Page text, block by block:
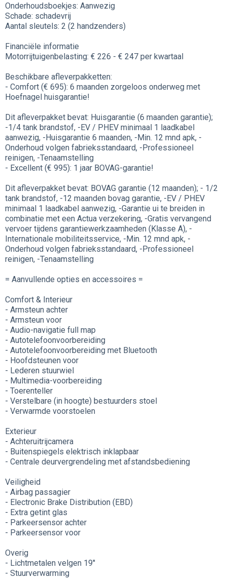
Onderhoudsboekjes: Aanwezig
Schade: schadevrij
Aantal sleutels: 2 (2 handzenders)
Financiële informatie
Motorrijtuigenbelasting: € 226 - € 247 per kwartaal
Beschikbare afleverpakketten:
- Comfort (€ 695): 6 maanden zorgeloos onderweg met
Hoefnagel huisgarantie!
Dit afleverpakket bevat: Huisgarantie (6 maanden garantie);
-1/4 tank brandstof, -EV / PHEV minimaal 1 laadkabel
aanwezig, -Huisgarantie 6 maanden, -Min. 12 mnd apk, -
Onderhoud volgen fabrieksstandaard, -Professioneel
reinigen, -Tenaamstelling
- Excellent (€ 995): 1 jaar BOVAG-garantie!
Dit afleverpakket bevat: BOVAG garantie (12 maanden); - 1/2
tank brandstof, -12 maanden bovag garantie, -EV / PHEV
minimaal 1 laadkabel aanwezig, -Garantie ui te breiden in
combinatie met een Actua verzekering, -Gratis vervangend
vervoer tijdens garantiewerkzaamheden (Klasse A), -
Internationale mobiliteitsservice, -Min. 12 mnd apk, -
Onderhoud volgen fabrieksstandaard, -Professioneel
reinigen, -Tenaamstelling
= Aanvullende opties en accessoires =
Comfort & Interieur
- Armsteun achter
- Armsteun voor
- Audio-navigatie full map
- Autotelefoonvoorbereiding
- Autotelefoonvoorbereiding met Bluetooth
- Hoofdsteunen voor
- Lederen stuurwiel
- Multimedia-voorbereiding
- Toerenteller
- Verstelbare (in hoogte) bestuurders stoel
- Verwarmde voorstoelen
Exterieur
- Achteruitrijcamera
- Buitenspiegels elektrisch inklapbaar
- Centrale deurvergrendeling met afstandsbediening
Veiligheid
- Airbag passagier
- Electronic Brake Distribution (EBD)
- Extra getint glas
- Parkeersensor achter
- Parkeersensor voor
Overig
- Lichtmetalen velgen 19''
- Stuurverwarming